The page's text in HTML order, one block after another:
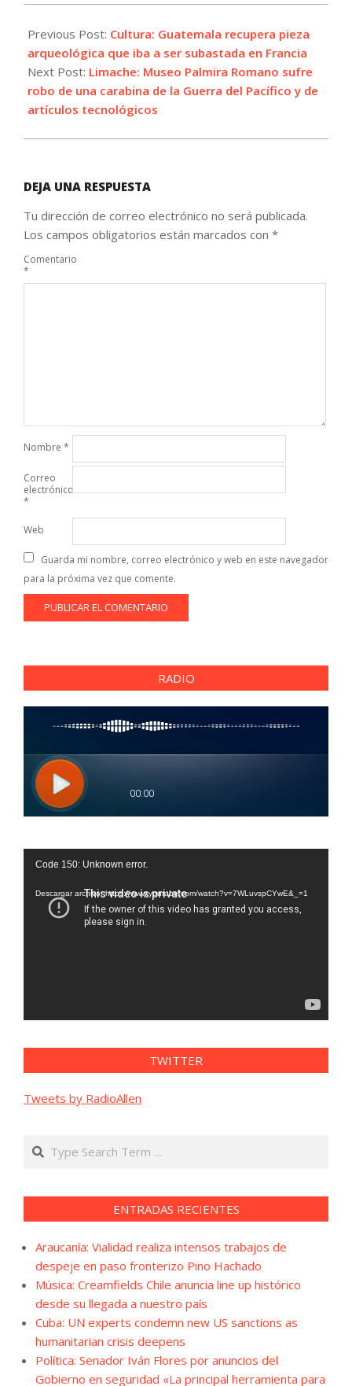
10-
25
Previous Post: Cultura: Guatemala recupera pieza
arqueológica que iba a ser subastada en Francia
Next Post: Limache: Museo Palmira Romano sufre
robo de una carabina de la Guerra del Pacífico y de
artículos tecnológicos
DEJA UNA RESPUESTA
Tu dirección de correo electrónico no será publicada.
Los campos obligatorios están marcados con *
Comentario
*
Nombre *
Correo
electrónico
*
Web
Guarda mi nombre, correo electrónico y web en este navegador
para la próxima vez que comente.
RADIO
Reproductor
vídeo
Code 150: Unknown error.
Descargar archivo: https://www.youtube.com/watch?v=7WLuvspCYwE&_=1
TWITTER
Tweets by RadioAllen
Search
ENTRADAS RECIENTES
Araucanía: Vialidad realiza intensos trabajos de
despeje en paso fronterizo Pino Hachado
Música: Creamfields Chile anuncia line up histórico
desde su llegada a nuestro país
Cuba: UN experts condemn new US sanctions as
humanitarian crisis deepens
Política: Senador Iván Flores por anuncios del
Gobierno en seguridad «La principal herramienta para